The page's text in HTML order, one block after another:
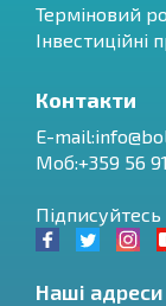
Терміновий
Інвестиційні
Контакти
E-mail:
Моб:+359 56
Підписуйтесь
Наші адреси